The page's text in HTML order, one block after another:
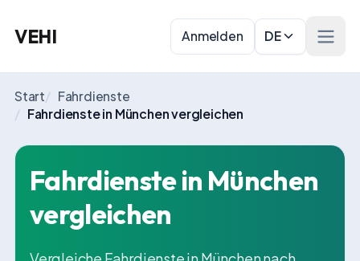
VEHI Anmelden DE
Start/ Fahrdienste
/ Fahrdienste in München vergleichen
Fahrdienste in München
vergleichen